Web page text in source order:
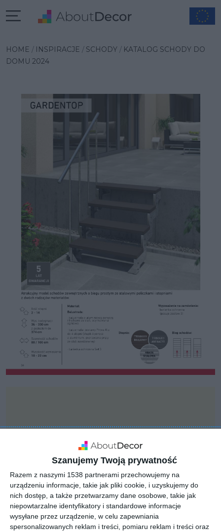
Szanujemy Twoją prywatność
Razem z naszymi 1538 partnerami przechowujemy na
urządzeniu informacje, takie jak pliki cookie, i uzyskujemy do
nich dostęp, a także przetwarzamy dane osobowe, takie jak
niepowtarzalne identyfikatory i standardowe informacje
wysyłane przez urządzenie, w celu zapewniania
spersonalizowanych reklam i treści, pomiaru reklam i treści oraz
HOME INSPIRACJE SCHODY
KATALOG SCHODY DO
DOMU 2024